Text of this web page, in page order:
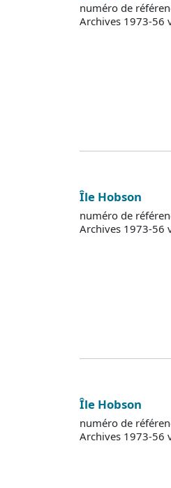
numéro de
Archives 1973-56
Île Hobson
numéro de
Archives 1973-56
Île Hobson
numéro de
Archives 1973-56